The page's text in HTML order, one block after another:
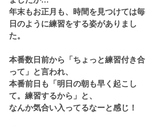
年末もお正月も、時間を見つけては毎
日のように練習をする姿がありまし
た。
本番数日前から「ちょっと練習付き合
って」と言われ、
本番前日も「明日の朝も早く起こし
て。練習するから」と、
なんか気合い入ってるなーと感じ！